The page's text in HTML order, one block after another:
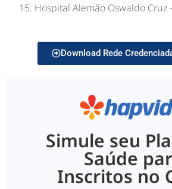
Hospital Alemão Oswaldo Cruz
Download Rede
Simule seu
Saúde
Inscritos no